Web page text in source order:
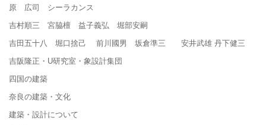
原 広司 シーラカンス
吉村順三 宮脇檀 益子義弘 堀部安嗣
吉田五十八 堀口捨己 前川國男 坂倉準三 安井武雄 丹下健三
吉阪隆正・U研究室・象設計集団
四国の建築
奈良の建築・文化
建築・設計について